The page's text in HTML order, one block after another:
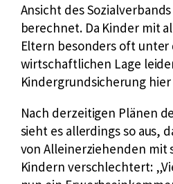
Ansicht des
berechnet. Da Kinder mit
Eltern besonders oft
wirtschaftlichen Lage
Kindergrundsicherung
Nach derzeitigen Plänen
sieht es allerdings so aus,
von Alleinerziehenden mit
Kindern verschlechtert: